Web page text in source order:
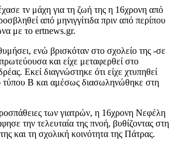
τν μάχη για τη ζωή της η 16χρονη από
από μηνιγγίτιδα πριν από περίπου
με το ertnews.gr.
ενώ βρισκόταν στο σχολείο της -σε
και είχε μεταφερθεί στο
Εκεί διαγνώστηκε ότι είχε χτυπηθεί
τύπου Β και αμέσως διασωληνώθηκε στη
των γιατρών, η 16χρονη Νεφέλη
την τελευταία της πνοή, βυθίζοντας στη
και τη σχολική κοινότητα της Πάτρας.